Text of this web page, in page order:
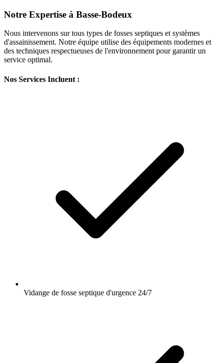
Notre Expertise à Basse-Bodeux
Nous intervenons sur tous types de fosses septiques et systèmes
d'assainissement. Notre équipe utilise des équipements modernes et
des techniques respectueuses de l'environnement pour garantir un
service optimal.
Nos Services Incluent :
Vidange de fosse septique d'urgence 24/7